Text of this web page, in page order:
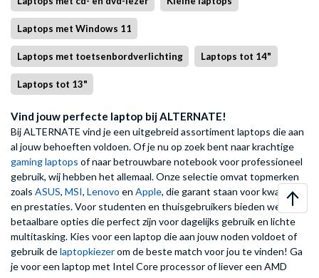
Laptops met Windows 11
Laptops met toetsenbordverlichting Laptops tot 14"
Laptops tot 13"
Vind jouw perfecte laptop bij ALTERNATE!
Bij ALTERNATE vind je een uitgebreid assortiment laptops die aan
al jouw behoeften voldoen. Of je nu op zoek bent naar krachtige
gaming laptops of naar betrouwbare notebook voor professioneel
gebruik, wij hebben het allemaal. Onze selectie omvat topmerken
zoals ASUS, MSI, Lenovo en Apple, die garant staan voor kwaliteit
en prestaties. Voor studenten en thuisgebruikers bieden we
betaalbare opties die perfect zijn voor dagelijks gebruik en lichte
multitasking. Kies voor een laptop die aan jouw noden voldoet of
gebruik delaptopkiezerom de beste match voor jou te vinden! Ga
je voor een laptop met Intel Core processor of liever een AMD